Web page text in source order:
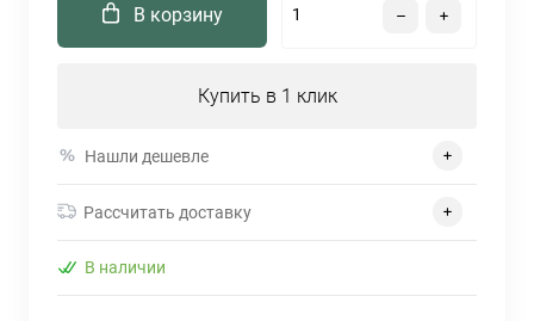
В корзину
Купить в 1 клик
Нашли дешевле
Рассчитать доставку
В наличии